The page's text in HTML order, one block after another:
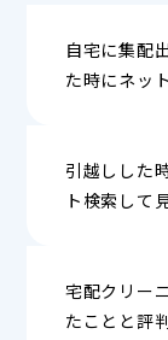
自宅に集配
た時にネッ
引越しした
ト検索して
宅配クリー
たことと評